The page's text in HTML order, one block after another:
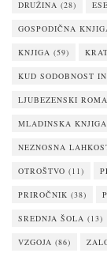
DRUŽINA (28)
GOSPODIČNA
KNJIGA (59)
KUD SODOBNOST
LJUBEZENSKI
MLADINSKA KNJIGA
NEZNOSNA
OTROŠTVO (11)
PRIROČNIK (38)
SREDNJA ŠOLA (13)
VZGOJA (86)